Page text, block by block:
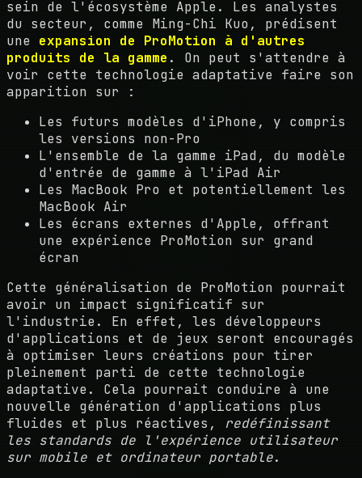
sein de l'écosystème Apple. Les analystes
du secteur, comme Ming-Chi Kuo, prédisent
une expansion de ProMotion à d'autres
produits de la gamme . On peut s'attendre à
voir cette technologie adaptative faire son
apparition sur :
Les futurs modèles d'iPhone, y compris
les versions non-Pro
L'ensemble de la gamme iPad, du modèle
d'entrée de gamme à l'iPad Air
Les MacBook Pro et potentiellement les
MacBook Air
Les écrans externes d'Apple, offrant
une expérience ProMotion sur grand
écran
Cette généralisation de ProMotion pourrait
avoir un impact significatif sur
l'industrie. En effet, les développeurs
d'applications et de jeux seront encouragés
à optimiser leurs créations pour tirer
pleinement parti de cette technologie
adaptative. Cela pourrait conduire à une
nouvelle génération d'applications plus
fluides et plus réactives, redéfinissant
les standards de l'expérience utilisateur
sur mobile et ordinateur portable.